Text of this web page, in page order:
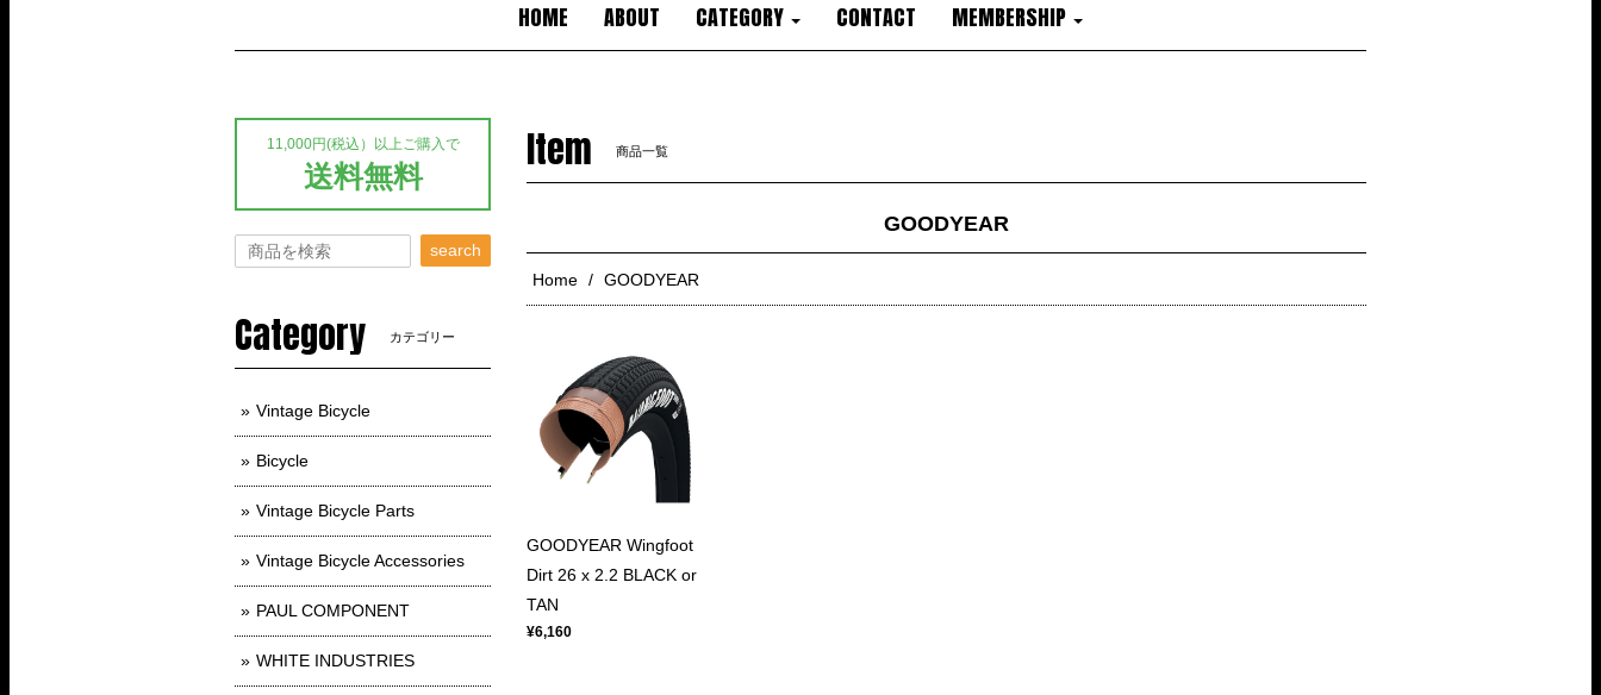
HOME ABOUT CATEGORY CONTACT MEMBERSHIP
Item 商品一覧
GOODYEAR
Home GOODYEAR
GOODYEAR Wingfoot
Dirt 26 x 2.2 BLACK or
TAN
¥6,160
11,000円(税込）以上ご購入で
送料無料
search
Category カテゴリー
Vintage Bicycle
Bicycle
Vintage Bicycle Parts
Vintage Bicycle Accessories
PAUL COMPONENT
WHITE INDUSTRIES